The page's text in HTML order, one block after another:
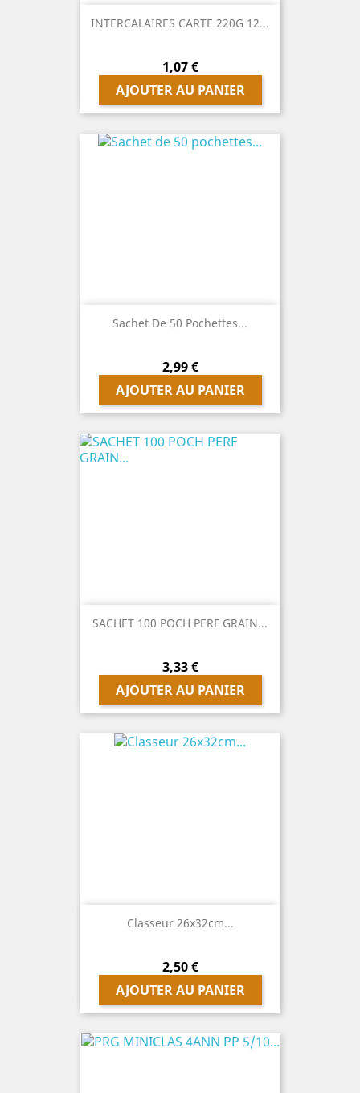
INTERCALAIRES CARTE 220G 12...
Prix
1,07 €
AJOUTER AU PANIER
Sachet De 50 Pochettes...
Prix
2,99 €
AJOUTER AU PANIER
SACHET 100 POCH PERF GRAIN...
Prix
3,33 €
AJOUTER AU PANIER
Classeur 26x32cm...
Prix
2,50 €
AJOUTER AU PANIER